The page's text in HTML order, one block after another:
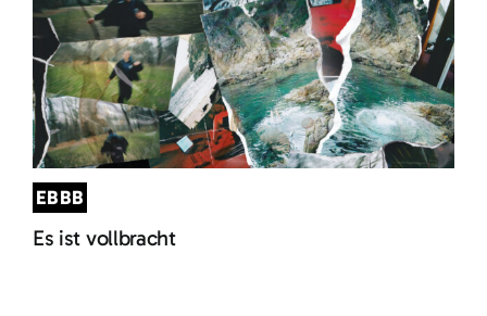
EBBB
Es ist vollbracht